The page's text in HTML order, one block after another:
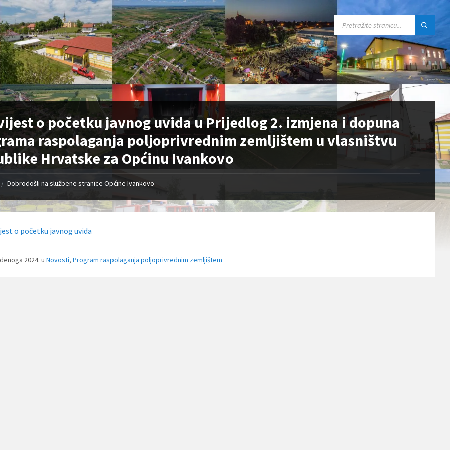
o početku javnog uvida u Prijedlog 2. izmjena i dopuna
raspolaganja poljoprivrednim zemljištem u vlasništvu
Hrvatske za Općinu Ivankovo
/ Dobrodošli na službene stranice Općine Ivankovo
o početku javnog uvida
2024.uNovosti,Program raspolaganja poljoprivrednim zemljištem